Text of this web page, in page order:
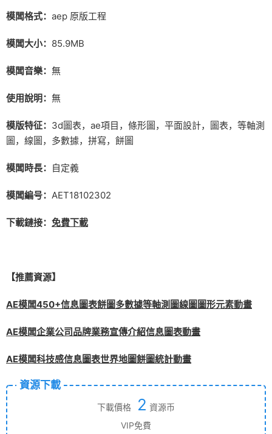
模闆格式： aep 原版工程
模闆大小： 85.9MB
模闆音樂： 無
使用說明： 無
模版特征： 3d圖表，ae項目，條形圖，平面設計，圖表，等軸測
圖，線圖，多數據，拼寫，餅圖
模闆時長： 自定義
模闆編号： AET18102302
下載鏈接： 免費下載
【推薦資源】
AE模闆450+信息圖表餅圖多數據等軸測圖線圖圖形元素動畫
AE模闆企業公司品牌業務宣傳介紹信息圖表動畫
AE模闆科技感信息圖表世界地圖餅圖統計動畫
資源下載
下載價格 2 資源币
VIP免費